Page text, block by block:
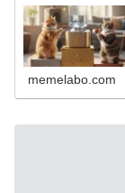
memelabo.com